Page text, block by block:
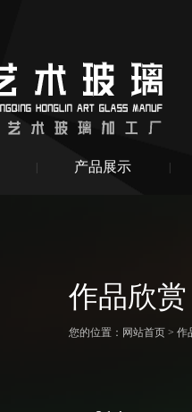
产品展示
作品欣赏
您的位置： 网站首页 > 作